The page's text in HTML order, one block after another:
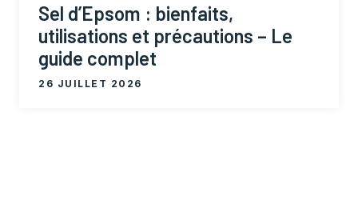
Sel d’Epsom : bienfaits,
utilisations et précautions – Le
guide complet
26 JUILLET 2026